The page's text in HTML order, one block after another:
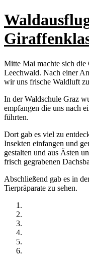
Mitte Mai machte sich die
Leechwald. Nach einer
wir uns frische Waldluft
In der Waldschule Graz
empfangen die uns nach
führten.
Dort gab es viel zu
Insekten einfangen und
gestalten und aus Ästen
frisch gegrabenen
Abschließend gab es in
Tierpräparate zu sehen.